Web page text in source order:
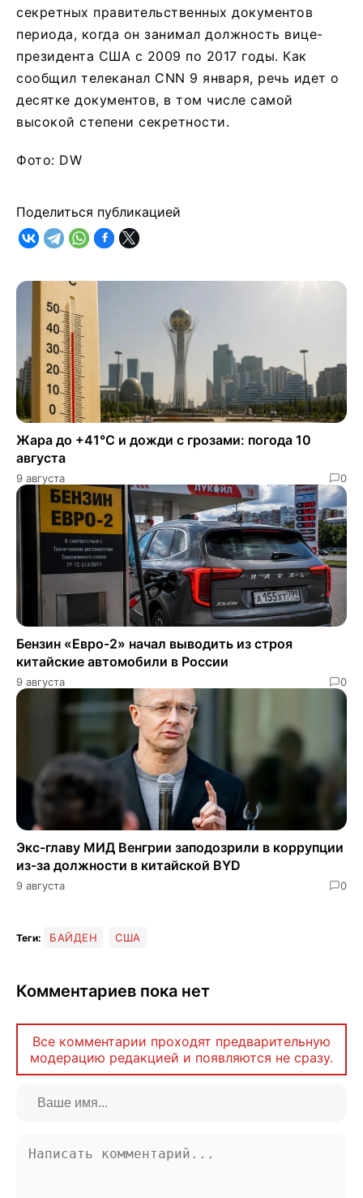
секретных правительственных документов
периода, когда он занимал должность вице-
президента США с 2009 по 2017 годы. Как
сообщил телеканал CNN 9 января, речь идет о
десятке документов, в том числе самой
высокой степени секретности.
Фото: DW
Поделиться публикацией
Жара до +41°C и дожди с грозами: погода 10
августа
9 августа 0
Бензин «Евро-2» начал выводить из строя
китайские автомобили в России
9 августа 0
Экс-главу МИД Венгрии заподозрили в коррупции
из-за должности в китайской BYD
9 августа 0
Теги: БАЙДЕН США
Комментариев пока нет
Все комментарии проходят предварительную
модерацию редакцией и появляются не сразу.